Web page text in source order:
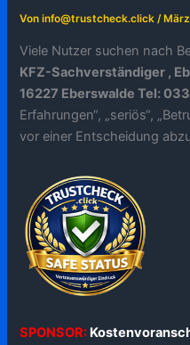
Voninfo@trustcheck.click/
Viele Nutzer suchen nach
KFZ-Sachverständiger ,
16227 Eberswalde Tel:
Erfahrungen“, „seriös“,
vor einer Entscheidung
SPONSOR: